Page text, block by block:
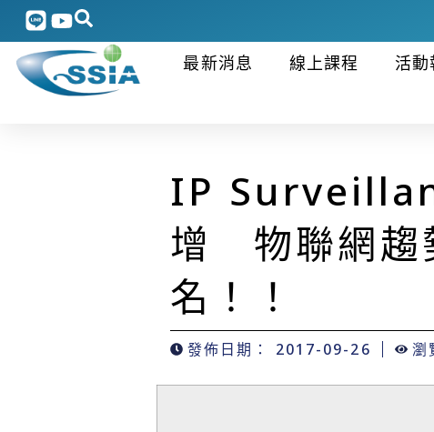
最新消息 線上課程 活動
IP
增 物聯網趨
名！！
發佈日期： 2017-09-26 瀏